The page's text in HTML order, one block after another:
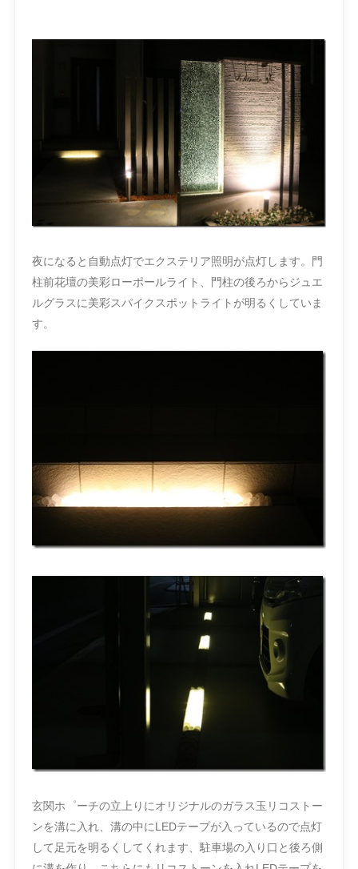
夜になると自動点灯でエクステリア照明が点灯します。門
柱前花壇の美彩ローポールライト、門柱の後ろからジュエ
ルグラスに美彩スパイクスポットライトが明るくしていま
す。
玄関ホ゜ーチの立上りにオリジナルのガラス玉リコストー
ンを溝に入れ、溝の中にLEDテープが入っているので点灯
して足元を明るくしてくれます、駐車場の入り口と後ろ側